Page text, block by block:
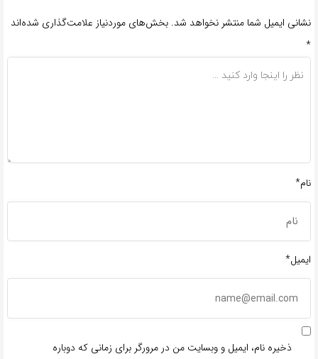
نشانی ایمیل شما منتشر نخواهد شد. بخش‌های موردنیاز علامت‌گذاری شده‌اند
*
نام*
ایمیل*
ذخیره نام، ایمیل و وبسایت من در مرورگر برای زمانی که دوباره